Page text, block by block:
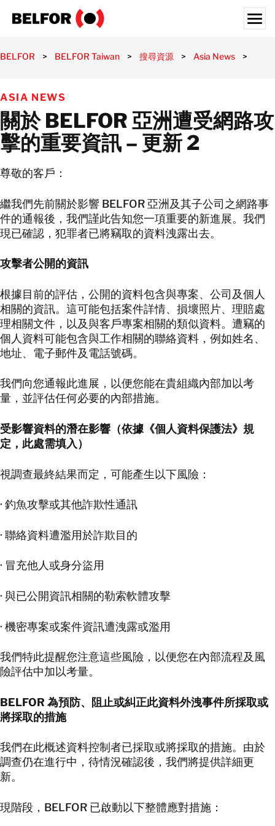
災後復原
半導體
產業類別
搜尋資源
關於我們
台灣辦事處
台湾
與我們聯絡
與我們聯絡
BELFOR > BELFOR Taiwan > 搜尋資源 > Asia News >
ASIA NEWS
關於 BELFOR 亞洲遭受網路攻
擊的重要資訊 – 更新 2
尊敬的客戶：
繼我們先前關於影響 BELFOR 亞洲及其子公司之網路事
件的通報後，我們謹此告知您一項重要的新進展。我們
現已確認，犯罪者已將竊取的資料洩露出去。
攻擊者公開的資訊
根據目前的評估，公開的資料包含與專案、公司及個人
相關的資訊。這可能包括案件詳情、損壞照片、理賠處
理相關文件，以及與客戶專案相關的類似資料。遭竊的
個人資料可能包含與工作相關的聯絡資料，例如姓名、
地址、電子郵件及電話號碼。
我們向您通報此進展，以便您能在貴組織內部加以考
量，並評估任何必要的內部措施。
受影響資料的潛在影響（依據《個人資料保護法》規
定，此處需填入）
視調查最終結果而定，可能產生以下風險：
· 釣魚攻擊或其他詐欺性通訊
· 聯絡資料遭濫用於詐欺目的
· 冒充他人或身分盜用
· 與已公開資訊相關的勒索軟體攻擊
· 機密專案或案件資訊遭洩露或濫用
我們特此提醒您注意這些風險，以便您在內部流程及風
險評估中加以考量。
BELFOR 為預防、阻止或糾正此資料外洩事件所採取或
將採取的措施
我們在此概述資料控制者已採取或將採取的措施。由於
調查仍在進行中，待情況確認後，我們將提供詳細更
新。
現階段，BELFOR 已啟動以下整體應對措施：